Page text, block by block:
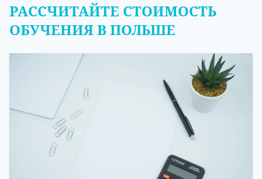
РАССЧИТАЙТЕ СТОИМОСТЬ
ОБУЧЕНИЯ В ПОЛЬШЕ